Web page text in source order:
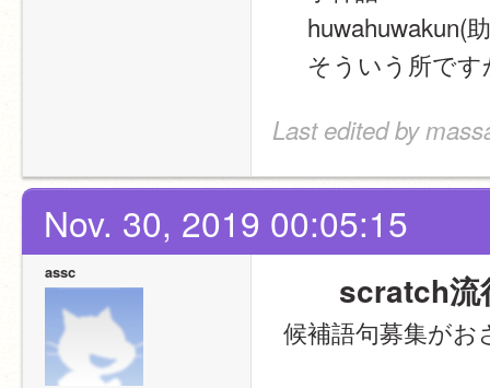
huwahuwakun(
そういう所で
Last edited by
Nov. 30, 2019 00:05:15
assc scratch流
候補語句募集が